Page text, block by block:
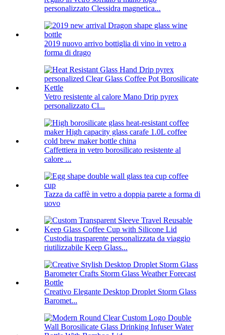
personalizzato Clessidra magnetica...
2019 nuovo arrivo bottiglia di vino in vetro a
forma di drago
Vetro resistente al calore Mano Drip pyrex
personalizzato Cl...
Caffettiera in vetro borosilicato resistente al
calore ...
Tazza da caffè in vetro a doppia parete a forma di
uovo
Custodia trasparente personalizzata da viaggio
riutilizzabile Keep Glass...
Creativo Elegante Desktop Droplet Storm Glass
Baromet...